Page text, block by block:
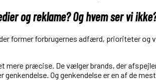
og reklame? Og hvem ser vi
former forbrugernes adfærd, prioriteter og
mere præcise. De vælger brands, der
Og genkendelse er en af de